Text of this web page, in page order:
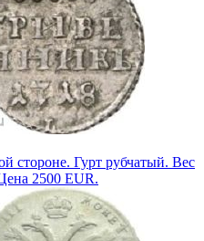
стороне. Гурт рубчатый. Вес
2500 EUR.